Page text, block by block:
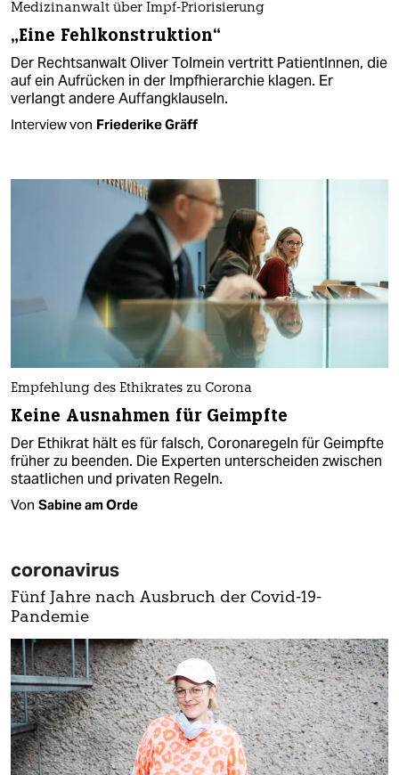
Medizinanwalt über Impf-Priorisierung
„Eine Fehlkonstruktion“
Der Rechtsanwalt Oliver Tolmein vertritt PatientInnen, die
auf ein Aufrücken in der Impfhierarchie klagen. Er
verlangt andere Auffangklauseln.
Interview von Friederike Gräff
Empfehlung des Ethikrates zu Corona
Keine Ausnahmen für Geimpfte
Der Ethikrat hält es für falsch, Coronaregeln für Geimpfte
früher zu beenden. Die Experten unterscheiden zwischen
staatlichen und privaten Regeln.
Von Sabine am Orde
coronavirus
Fünf Jahre nach Ausbruch der Covid-19-
Pandemie